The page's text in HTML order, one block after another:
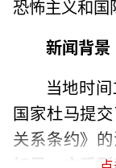
恐怖主义和国
新闻背景
当地时
国家杜马提
关系条约》